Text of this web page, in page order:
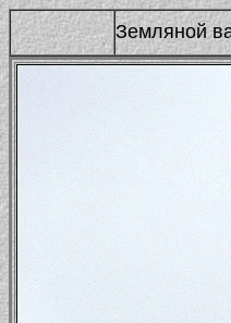
Земляной